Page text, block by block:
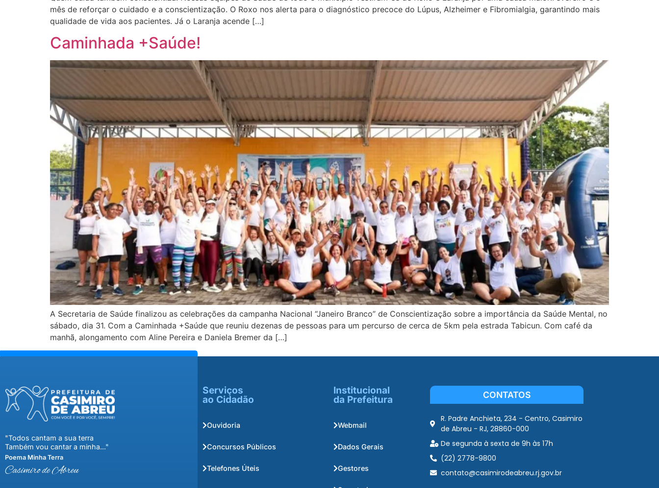
mês de reforçar o cuidado e a conscientização. O Roxo nos alerta para o diagnóstico precoce do Lúpus, Alzheimer e Fibromialgia, garantindo mais
qualidade de vida aos pacientes. Já o Laranja acende […]
Caminhada +Saúde!
A Secretaria de Saúde finalizou as celebrações da campanha Nacional “Janeiro Branco” de Conscientização sobre a importância da Saúde Mental, no
sábado, dia 31. Com a Caminhada +Saúde que reuniu dezenas de pessoas para um percurso de cerca de 5km pela estrada Tabicun. Com café da
manhã, alongamento com Aline Pereira e Daniela Bremer da […]
"Todos cantam a sua terra
Também vou cantar a minha..."
Poema Minha Terra
Casimiro de Abreu
Serviços
ao Cidadão
Ouvidoria
Concursos Públicos
Telefones Úteis
Institucional
da Prefeitura
Webmail
Dados Gerais
Gestores
CONTATOS
R. Padre Anchieta, 234 - Centro, Casimiro
de Abreu - RJ, 28860-000
De segunda à sexta de 9h às 17h
(22) 2778-9800
contato@casimirodeabreu.rj.gov.br